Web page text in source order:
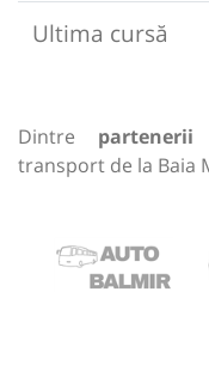
Ultima cursă
Dintre partenerii
transport de la Baia